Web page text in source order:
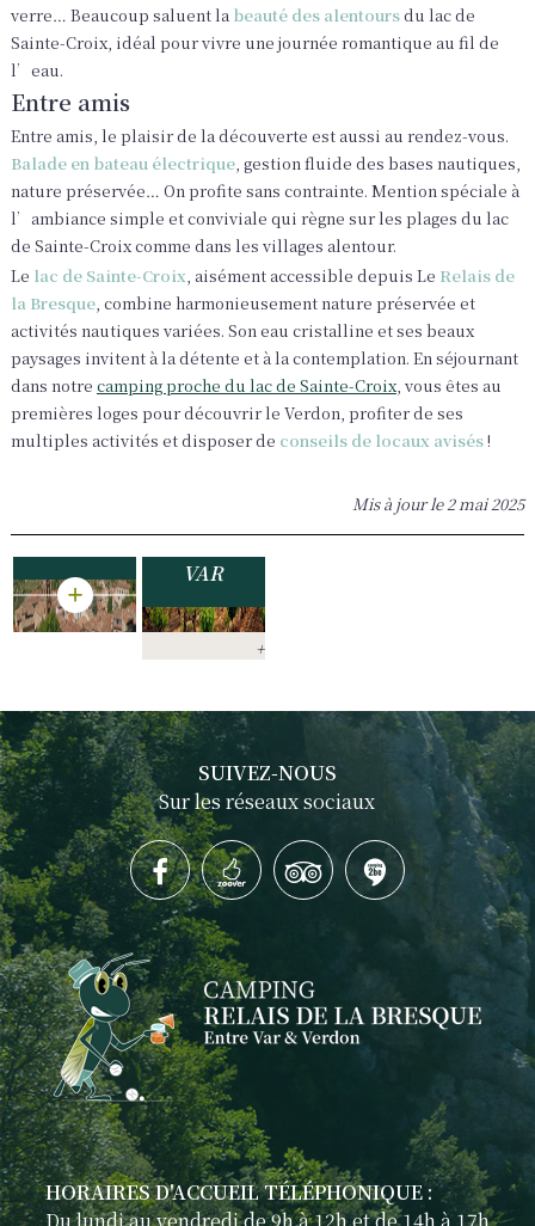
verre… Beaucoup saluent la beauté des alentoursdu lac de
Sainte-Croix, idéal pour vivre une journée romantique au fil de
l’eau.
Entre amis
Entre amis, le plaisir de la découverte est aussi au rendez-vous.
Balade en bateau électrique, gestion fluide des bases nautiques,
nature préservée… On profite sans contrainte. Mention spéciale à
l’ambiance simple et conviviale qui règne sur les plages du lac
de Sainte-Croix comme dans les villages alentour.
Le lac de Sainte-Croix, aisément accessible depuis Le Relais de
la Bresque, combine harmonieusement nature préservée et
activités nautiques variées. Son eau cristalline et ses beaux
paysages invitent à la détente et à la contemplation. En séjournant
dans notre camping proche du lac de Sainte-Croix, vous êtes au
premières loges pour découvrir le Verdon, profiter de ses
multiples activités et disposer de conseils de locaux avisés!
Mis à jour le2 mai 2025
+
TOP 10
DES
PLUS
BEAUX
VILLAGES
DES
+
PARTEZ
SUR LA
ROUTE
DANS LE
VAR
SUIVEZ-NOUS
Sur les réseaux sociaux
HORAIRES D'ACCUEIL TÉLÉPHONIQUE :
Du lundi au vendredi de 9h à 12h et de 14h à 17h